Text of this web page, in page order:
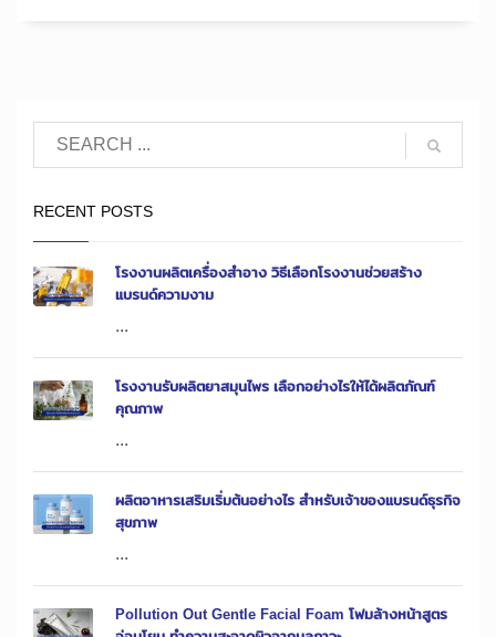
RECENT POSTS
โรงงานผลิตเครื่องสำอาง วิธีเลือกโรงงานช่วยสร้าง
แบรนด์ความงาม
...
โรงงานรับผลิตยาสมุนไพร เลือกอย่างไรให้ได้ผลิตภัณฑ์
คุณภาพ
...
ผลิตอาหารเสริมเริ่มต้นอย่างไร สำหรับเจ้าของแบรนด์ธุรกิจ
สุขภาพ
...
Pollution Out Gentle Facial Foam โฟมล้างหน้าสูตร